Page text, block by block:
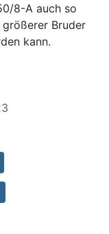
8-A auch so
Bruder
kann.